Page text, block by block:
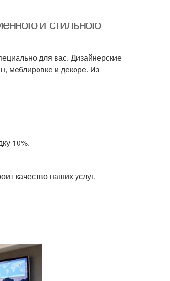
и стильного
для вас. Дизайнерские
меблировке и декоре. Из
10%.
качество наших услуг.